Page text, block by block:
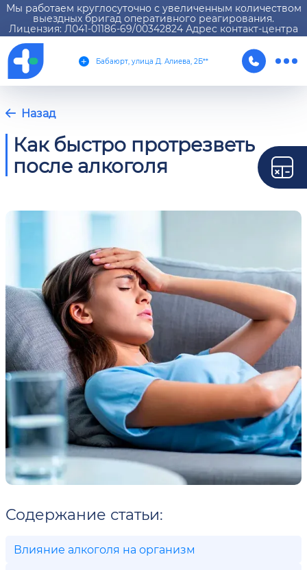
Мы работаем круглосуточно с увеличенным количеством
выездных бригад оперативного реагирования.
Лицензия: Л041-01186-69/00342824 Адрес контакт-центра
Бабаюрт, улица Д. Алиева, 2Б**
Назад
Как быстро протрезветь
после алкоголя
Содержание статьи:
Влияние алкоголя на организм